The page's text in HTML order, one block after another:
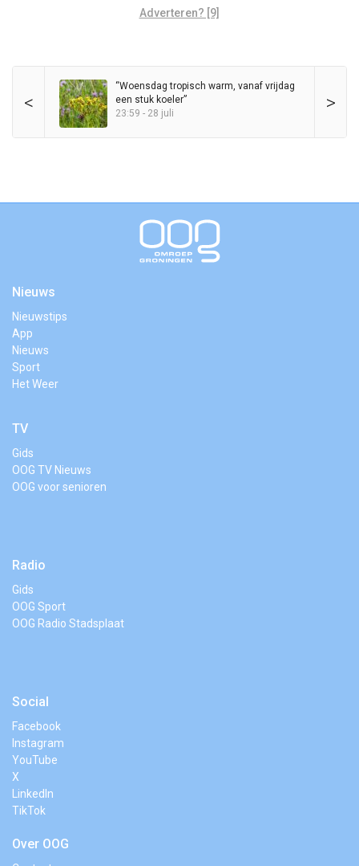
Adverteren? [9]
< >
“Woensdag tropisch warm, vanaf vrijdag
een stuk koeler”
23:59 - 28 juli
Nieuws
Nieuwstips
App
Nieuws
Sport
Het Weer
TV
Gids
OOG TV Nieuws
OOG voor senioren
Radio
Gids
OOG Sport
OOG Radio Stadsplaat
Social
Facebook
Instagram
YouTube
X
LinkedIn
TikTok
Over OOG